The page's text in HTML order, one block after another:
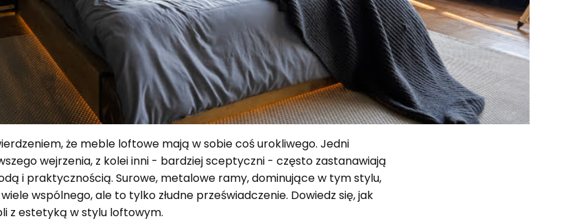
że meble loftowe mają w sobie coś urokliwego. Jedni
wejrzenia, z kolei inni - bardziej sceptyczni - często zastanawiają
i praktycznością. Surowe, metalowe ramy, dominujące w tym stylu,
wspólnego, ale to tylko złudne przeświadczenie. Dowiedz się, jak
z estetyką w stylu loftowym.